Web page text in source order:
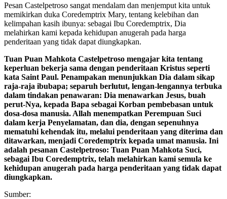
Pesan Castelpetroso sangat mendalam dan menjemput kita untuk
memikirkan duka Coredemptrix Mary, tentang kelebihan dan
kelimpahan kasih ibunya: sebagai Ibu Coredemptrix, Dia
melahirkan kami kepada kehidupan anugerah pada harga
penderitaan yang tidak dapat diungkapkan.
Tuan Puan Mahkota Castelpetroso mengajar kita tentang
keperluan bekerja sama dengan penderitaan Kristus seperti
kata Saint Paul. Penampakan menunjukkan Dia dalam sikap
raja-raja ibubapa; separuh berlutut, lengan-lengannya terbuka
dalam tindakan penawaran: Dia menawarkan Jesus, buah
perut-Nya, kepada Bapa sebagai Korban pembebasan untuk
dosa-dosa manusia. Allah menempatkan Perempuan Suci
dalam kerja Penyelamatan, dan dia, dengan sepenuhnya
mematuhi kehendak itu, melalui penderitaan yang diterima dan
ditawarkan, menjadi Coredemptrix kepada umat manusia. Ini
adalah pesanan Castelpetroso: Tuan Puan Mahkota Suci,
sebagai Ibu Coredemptrix, telah melahirkan kami semula ke
kehidupan anugerah pada harga penderitaan yang tidak dapat
diungkapkan.
Sumber: